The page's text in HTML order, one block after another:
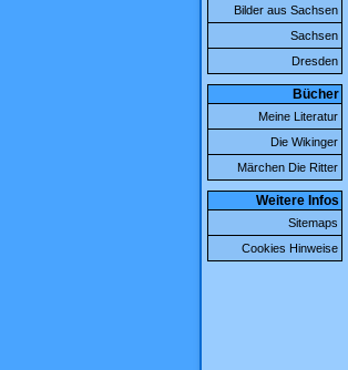
Bilder aus Sachsen
Sachsen
Dresden
Bücher
Meine Literatur
Die Wikinger
Märchen Die Ritter
Weitere Infos
Sitemaps
Cookies Hinweise